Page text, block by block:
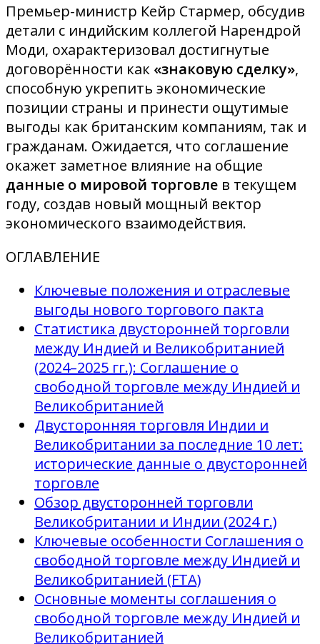
Премьер-министр Кейр Стармер, обсудив
детали с индийским коллегой Нарендрой
Моди, охарактеризовал достигнутые
договорённости как «знаковую сделку»,
способную укрепить экономические
позиции страны и принести ощутимые
выгоды как британским компаниям, так и
гражданам. Ожидается, что соглашение
окажет заметное влияние на общие
данные о мировой торговле в текущем
году, создав новый мощный вектор
экономического взаимодействия.
ОГЛАВЛЕНИЕ
Ключевые положения и отраслевые
выгоды нового торгового пакта
Статистика двусторонней торговли
между Индией и Великобританией
(2024–2025 гг.): Соглашение о
свободной торговле между Индией и
Великобританией
Двусторонняя торговля Индии и
Великобритании за последние 10 лет:
исторические данные о двусторонней
торговле
Обзор двусторонней торговли
Великобритании и Индии (2024 г.)
Ключевые особенности Соглашения о
свободной торговле между Индией и
Великобританией (FTA)
Основные моменты соглашения о
свободной торговле между Индией и
Великобританией